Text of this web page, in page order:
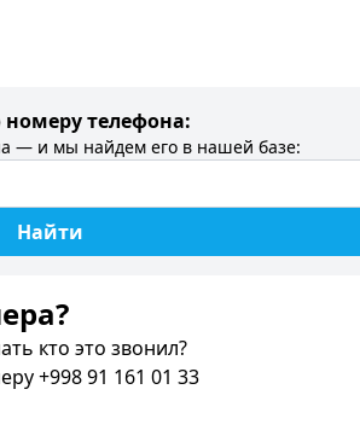
номеру телефона:
— и мы найдем его в нашей базе:
Найти
кто это звонил?
+998 91 161 01 33